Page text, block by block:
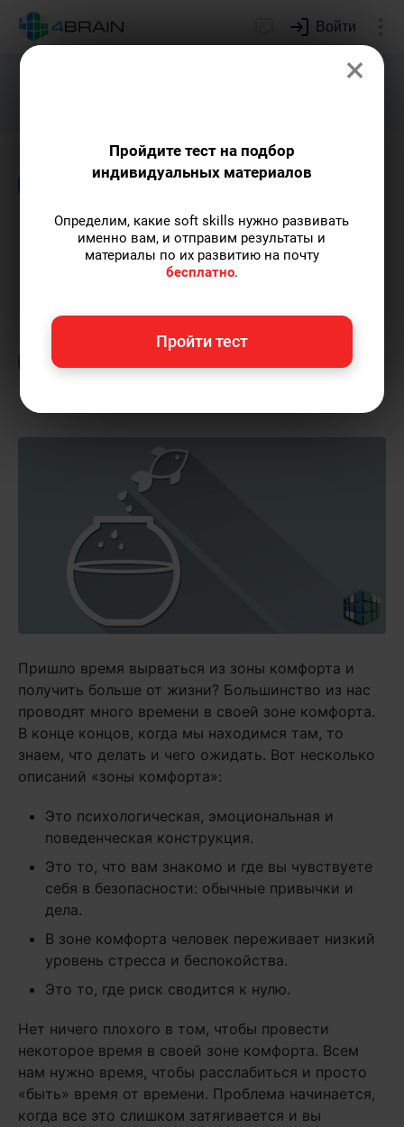
Войти
Подарим индивидуальный план
Психология
Как вырваться из зоны
комфорта
Григорий Кшеминский
Пишу статьи по теме «Психология»
только, а также рекомендую курс
Пришло время вырваться из зоны комфорта и
получить больше от жизни? Большинство из нас
проводят много времени в своей зоне комфорта.
В конце концов, когда мы находимся там, то
знаем, что делать и чего ожидать. Вот несколько
описаний «зоны комфорта»:
Это психологическая, эмоциональная и
поведенческая конструкция.
Это то, что вам знакомо и где вы чувствуете
себя в безопасности: обычные привычки и
дела.
В зоне комфорта человек переживает низкий
уровень стресса и беспокойства.
Это то, где риск сводится к нулю.
Нет ничего плохого в том, чтобы провести
некоторое время в своей зоне комфорта. Всем
нам нужно время, чтобы расслабиться и просто
«быть» время от времени. Проблема начинается,
когда все это слишком затягивается и вы
×
Пройдите тест на подбор
индивидуальных материалов
Определим, какие soft skills нужно развивать
именно вам, и отправим результаты и
материалы по их развитию на почту
бесплатно.
Пройти тест